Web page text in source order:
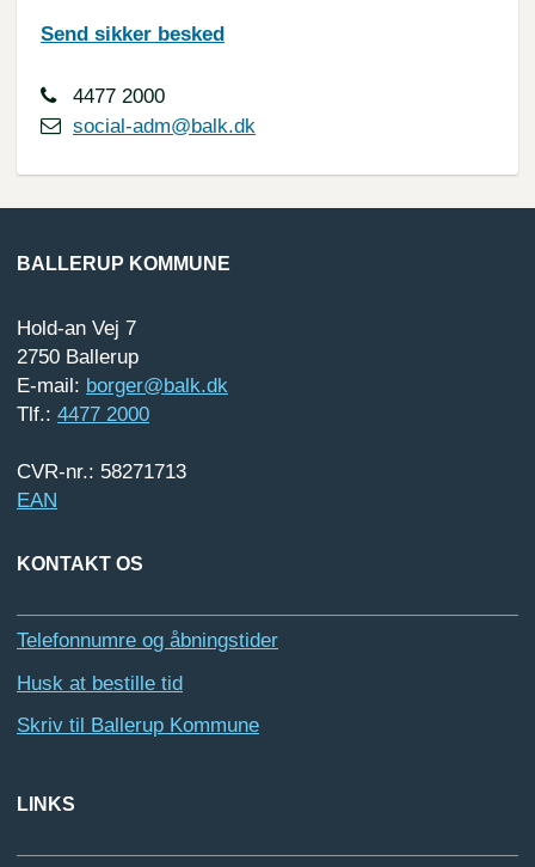
Send sikker besked
4477 2000
social-adm@balk.dk
BALLERUP KOMMUNE
Hold-an Vej 7
2750 Ballerup
E-mail: borger@balk.dk
Tlf.: 4477 2000
CVR-nr.: 58271713
EAN
KONTAKT OS
Telefonnumre og åbningstider
Husk at bestille tid
Skriv til Ballerup Kommune
LINKS